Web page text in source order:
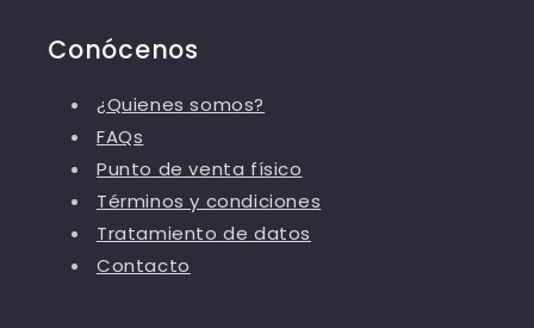
Conócenos
¿Quienes somos?
FAQs
Punto de venta físico
Términos y condiciones
Tratamiento de datos
Contacto